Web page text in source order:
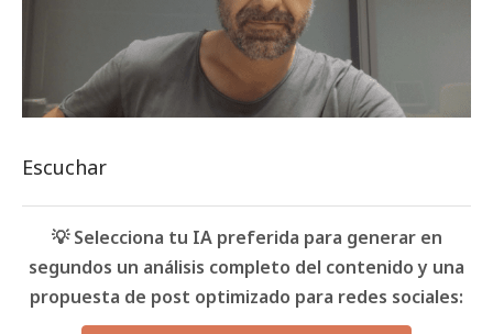
Escuchar
💡 Selecciona tu IA preferida para generar en
segundos un análisis completo del contenido y una
propuesta de post optimizado para redes sociales: